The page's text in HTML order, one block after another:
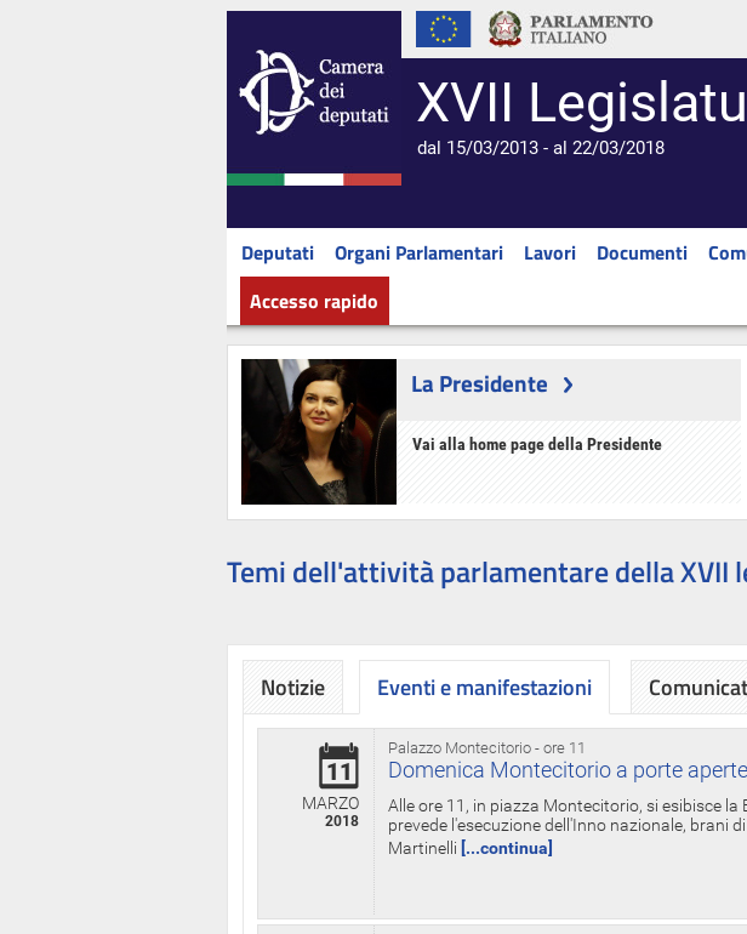
XVII
dal 15/03/2013 - al 22/03/2018
Deputati Organi Parlamentari Lavori Documenti
Accesso rapido
La Presidente
Vai alla home page della Presidente
Temi dell'attività parlamentare della XVII
Notizie Eventi e manifestazioni
Palazzo Montecitorio - ore 11
11
MARZO
2018
Domenica Montecitorio a porte
Alle ore 11, in piazza Montecitorio, si esibisce
prevede l'esecuzione dell'Inno nazionale, brani
Martinelli [...continua]